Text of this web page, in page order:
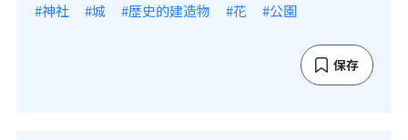
#神社 #城 #歴史的建造物 #花 #公園
保存